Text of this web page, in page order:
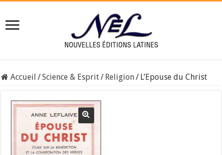
Accueil /Science & Esprit/ Religion/ L’Epouse du Christ